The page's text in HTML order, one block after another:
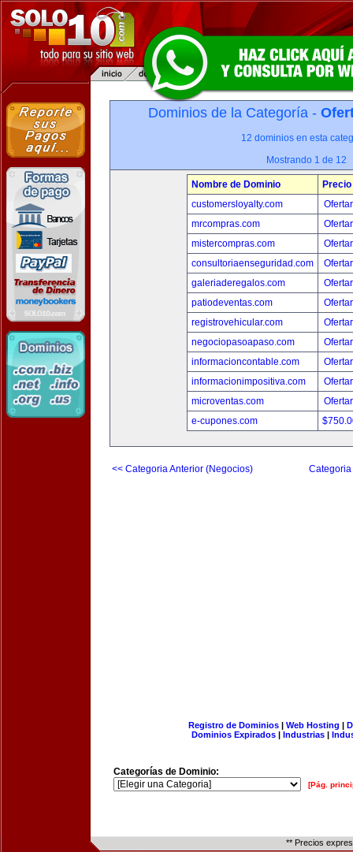
Dominios de la Categoría -
12 dominios en esta
Mostrando 1 de 12
Nombre de Dominio
Precio
customersloyalty.com
mrcompras.com
mistercompras.com
consultoriaenseguridad.com
galeriaderegalos.com
patiodeventas.com
registrovehicular.com
negociopasoapaso.com
informacioncontable.com
informacionimpositiva.com
microventas.com
e-cupones.com
<< Categoria Anterior (Negocios)
Registro de Dominios| Web Hosting |
Dominios Expirados | Industrias |
Categorías de Dominio:
[Pág.
** Precios